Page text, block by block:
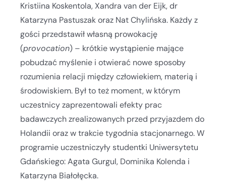
Kristiina Koskentola, Xandra van der Eijk, dr
Katarzyna Pastuszak oraz Nat Chylińska. Każdy z
gości przedstawił własną prowokację
(provocation) – krótkie wystąpienie mające
pobudzać myślenie i otwierać nowe sposoby
rozumienia relacji między człowiekiem, materią i
środowiskiem. Był to też moment, w którym
uczestnicy zaprezentowali efekty prac
badawczych zrealizowanych przed przyjazdem do
Holandii oraz w trakcie tygodnia stacjonarnego. W
programie uczestniczyły studentki Uniwersytetu
Gdańskiego: Agata Gurgul, Dominika Kolenda i
Katarzyna Białołęcka.